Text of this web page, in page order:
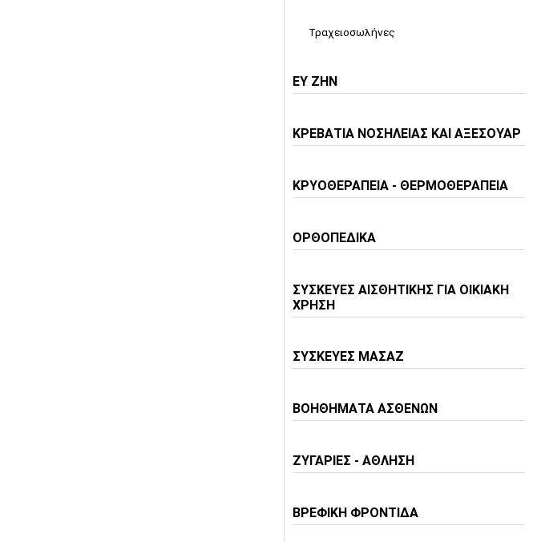
Τραχειοσωλήνες
ΕΥ ΖΗΝ
ΚΡΕΒΑΤΙΑ ΝΟΣΗΛΕΙΑΣ ΚΑΙ ΑΞΕΣΟΥΑΡ
ΚΡΥΟΘΕΡΑΠΕΙΑ - ΘΕΡΜΟΘΕΡΑΠΕΙΑ
ΟΡΘΟΠΕΔΙΚΑ
ΣΥΣΚΕΥΕΣ ΑΙΣΘΗΤΙΚΗΣ ΓΙΑ ΟΙΚΙΑΚΗ
ΧΡΗΣΗ
ΣΥΣΚΕΥΕΣ ΜΑΣΑΖ
ΒΟΗΘΗΜΑΤΑ ΑΣΘΕΝΩΝ
ΖΥΓΑΡΙΕΣ - ΑΘΛΗΣΗ
ΒΡΕΦΙΚΗ ΦΡΟΝΤΙΔΑ